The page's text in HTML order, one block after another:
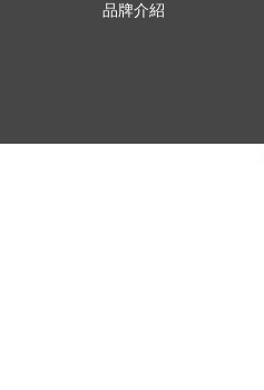
品牌介紹